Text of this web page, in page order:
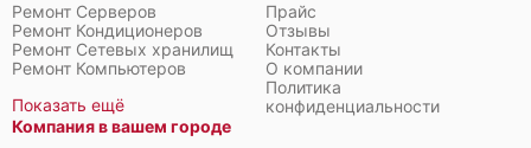
Fujitsu Primergy CX400 M6
Ремонт Серверов
Ремонт Кондиционеров
Ремонт Сетевых хранилищ
Ремонт Компьютеров
Показать ещё
Компания в вашем городе
Прайс
Отзывы
Контакты
О компании
Политика
конфиденциальности